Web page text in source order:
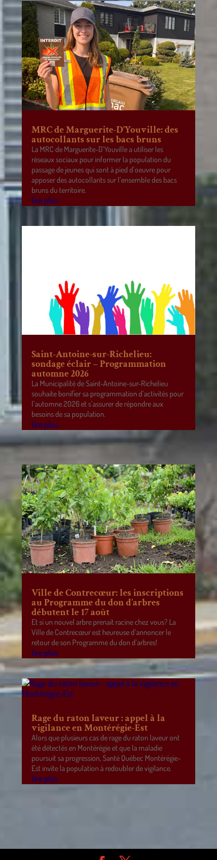
MRC de Marguerite-D’Youville: des
autocollants sur les bacs bruns
La MRC de Marguerite-D’Youville a utiliser les
réseaux sociaux pour informer la population du
passage de jeunes qui sont à pied d’oeuvre pour
apposer des autocollants sur l’ensemble des bacs
bruns du territoire.
lire plus
Saint-Antoine-sur-Richelieu:
sondage éclair – Programmation
automne 2026
La Municipalité de Saint-Antoine-sur-Richelieu
souhaite bonifier sa programmation d’activités pour
l’automne 2026 et s’assurer de répondre aux
besoins de sa population.
lire plus
Ville de Contrecœur: les inscriptions
au Programme du don d’arbres
débutent le 17 août
Et si un nouvel arbre prenait racine chez vous? La
Ville de Contrecœur est heureuse d’annoncer le
retour de son Programme du don d’arbres!
lire plus
Rage du raton laveur : appel à la
vigilance en Montérégie-Est
Alors que plusieurs cas de rage du raton laveur ont
été détectés en Montérégie et que la maladie
poursuit sa progression, Santé Québec Montérégie-
Est invite la population à redoubler de vigilance.
lire plus